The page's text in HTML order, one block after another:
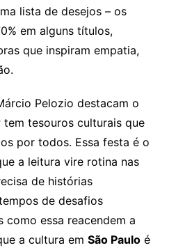
lista de desejos – os
em alguns títulos,
que inspiram empatia,
Pelozio destacam o
tem tesouros culturais que
por todos. Essa festa é o
a leitura vire rotina nas
de histórias
de desafios
como essa reacendem a
a cultura em São Pauloé